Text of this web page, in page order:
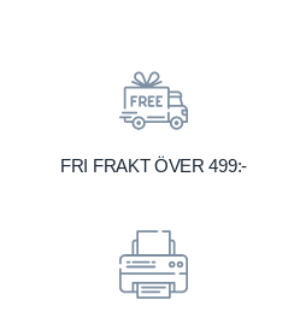
FRI FRAKT ÖVER 499:-